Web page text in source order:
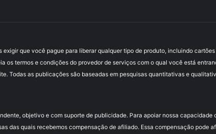
que você pague para liberar qualquer tipo de produto, incluindo
os termos e condições do provedor de serviços com o qual você está
Todas as publicações são baseadas em pesquisas quantitativas e
objetivo e com suporte de publicidade. Para apoiar nossa
das quais recebemos compensação de afiliado. Essa compensação pode